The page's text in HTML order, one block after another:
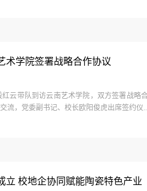
术学院签署战略合作协议
云带队到访云南艺术学院，双方签署战略
流，党委副书记、校长欧阳俊虎出席签约仪
立 校地企协同赋能陶瓷特色产业